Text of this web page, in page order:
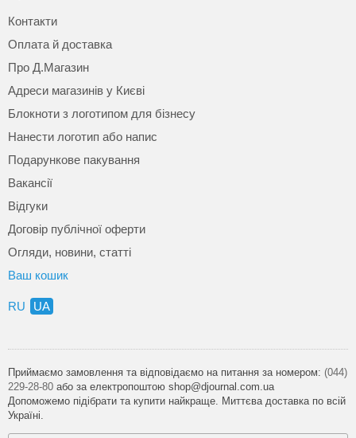
Контакти
Оплата й доставка
Про Д.Магазин
Адреси магазинів у Києві
Блокноти з логотипом для бізнесу
Нанести логотип або напис
Подарункове пакування
Вакансії
Відгуки
Договір публічної оферти
Огляди, новини, статті
Ваш кошик
RU UA
Приймаємо замовлення та відповідаємо на питання за номером: (044)
229-28-80 або за електропоштою shop@djournal.com.ua
Допоможемо підібрати та купити найкраще. Миттєва доставка по всій
Україні.